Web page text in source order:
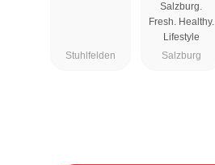
Stuhlfelden
Salzburg.
Fresh. Healthy.
Lifestyle
Salzburg